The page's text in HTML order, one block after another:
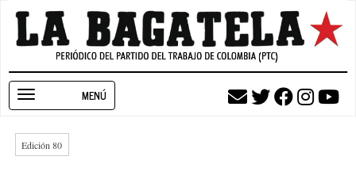
Pasar
contenido
navigation
Edición 80